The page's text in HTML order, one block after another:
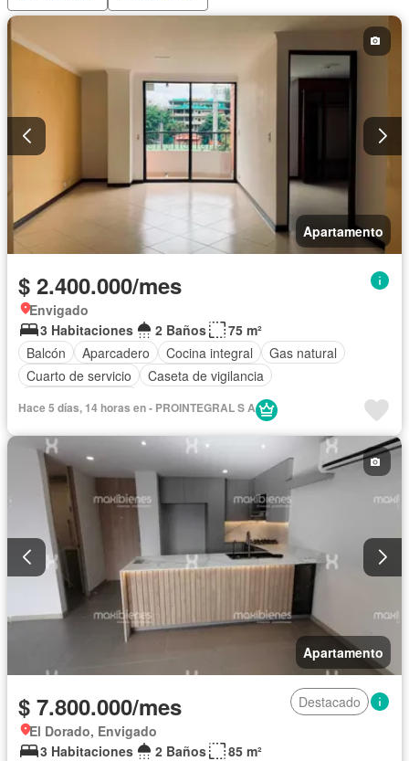
Apartamento
$ 2.400.000/mes
Envigado
3 Habitaciones
2 Baños
75 m²
Balcón
Aparcadero Cocina integral
Gas natural
Cuarto de servicio
Caseta de vigilancia
Hace 5 días, 14 horas en - PROINTEGRAL S A
Apartamento
$ 7.800.000/mes
Destacado
El Dorado, Envigado
3 Habitaciones
2 Baños
85 m²